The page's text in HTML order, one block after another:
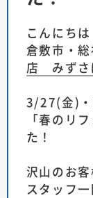
こんにちは
倉敷市・
店 みずさ
3/27(金)
「春のリ
た！
沢山のお客
スタッフ